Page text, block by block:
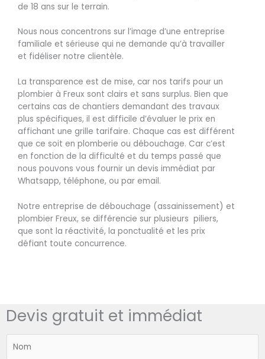
de 18 ans sur le terrain.
Nous nous concentrons sur l’image d’une entreprise
familiale et sérieuse qui ne demande qu’à travailler
et fidéliser notre clientèle.
La transparence est de mise, car nos tarifs pour un
plombier à Freux sont clairs et sans surplus. Bien que
certains cas de chantiers demandant des travaux
plus spécifiques, il est difficile d’évaluer le prix en
affichant une grille tarifaire. Chaque cas est différent
que ce soit en plomberie ou débouchage. Car c’est
en fonction de la difficulté et du temps passé que
nous pouvons vous fournir un devis immédiat par
Whatsapp, téléphone, ou par email.
Notre entreprise de débouchage (assainissement) et
plombier Freux, se différencie sur plusieurs piliers,
que sont la réactivité, la ponctualité et les prix
défiant toute concurrence.
Devis gratuit et immédiat